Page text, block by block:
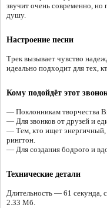
звучит очень современно,
душу.
Настроение песни
Трек вызывает чувство
идеально подходит для тех,
Кому подойдёт этот
— Поклонникам творчества
— Для звонков от друзей и
— Тем, кто ищет энергичный,
рингтон.
— Для создания бодрого и
Технические детали
Длительность — 61 секунда,
2.33 Мб.